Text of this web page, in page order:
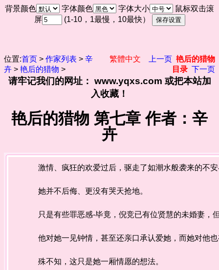
背景颜色 字体颜色 字体大小
鼠标双击滚
屏
(1-10，1最慢，10最快）
位置:首页 > 作家列表 > 辛
卉 > 艳后的猎物 >
繁體中文 上一页 艳后的猎物
目录 下一页
请牢记我们的网址： www.yqxs.com 或把本站加
入收藏！
艳后的猎物 第七章 作者：辛
卉
激情、疯狂的欢爱过后，驱走了如潮水般袭来的不安
她并不后侮、更没有哭天抢地。
只是有些罪恶感-毕竟，倪竞已有位贤慧的未婚妻，但
他对她一见钟情，甚至还亲口承认爱她，而她对他也
殊不知，这只是她一厢情愿的想法。